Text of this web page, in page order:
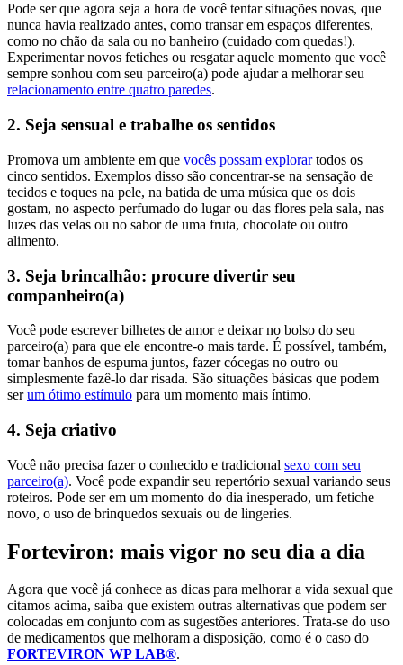
Pode ser que agora seja a hora de você tentar situações novas, que
nunca havia realizado antes, como transar em espaços diferentes,
como no chão da sala ou no banheiro (cuidado com quedas!).
Experimentar novos fetiches ou resgatar aquele momento que você
sempre sonhou com seu parceiro(a) pode ajudar a melhorar seu
relacionamento entre quatro paredes.
2. Seja sensual e trabalhe os sentidos
Promova um ambiente em que vocês possam explorartodos os
cinco sentidos. Exemplos disso são concentrar-se na sensação de
tecidos e toques na pele, na batida de uma música que os dois
gostam, no aspecto perfumado do lugar ou das flores pela sala, nas
luzes das velas ou no sabor de uma fruta, chocolate ou outro
alimento.
3. Seja brincalhão: procure divertir seu
companheiro(a)
Você pode escrever bilhetes de amor e deixar no bolso do seu
parceiro(a) para que ele encontre-o mais tarde. É possível, também,
tomar banhos de espuma juntos, fazer cócegas no outro ou
simplesmente fazê-lo dar risada. São situações básicas que podem
serum ótimo estímulo para um momento mais íntimo.
4. Seja criativo
Você não precisa fazer o conhecido e tradicional sexo com seu
parceiro(a). Você pode expandir seu repertório sexual variando seus
roteiros. Pode ser em um momento do dia inesperado, um fetiche
novo, o uso de brinquedos sexuais ou de lingeries.
Forteviron: mais vigor no seu dia a dia
Agora que você já conhece as dicas para melhorar a vida sexual que
citamos acima, saiba que existem outras alternativas que podem ser
colocadas em conjunto com as sugestões anteriores. Trata-se do uso
de medicamentos que melhoram a disposição, como é o caso do
FORTEVIRON WP LAB®.